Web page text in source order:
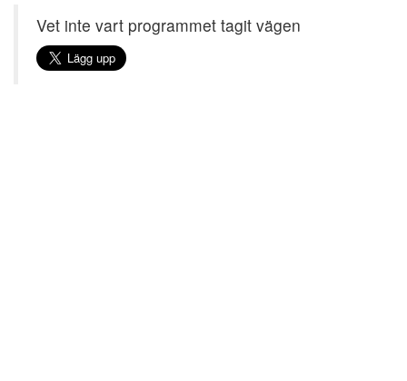
Vet inte vart programmet tagit vägen